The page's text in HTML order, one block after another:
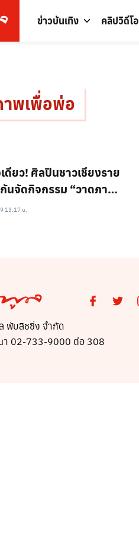
ข่าวบันเทิง คลิปวิดีโอ
าพเพื่อพ่อ
ดียว! ศิลปินชาวเชียงราย
นจัดกิจกรรม “วาดภาพ
13:17 น.
พับลิชชิ่ง จำกัด
02-733-9000 ต่อ 308